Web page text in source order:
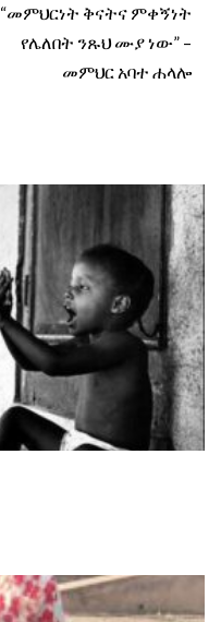
“መምህርነት ቅናትና ምቀኝነት
የሌለበት ንጹህ ሙያ ነው” –
መምህር አባተ ሐላሎ